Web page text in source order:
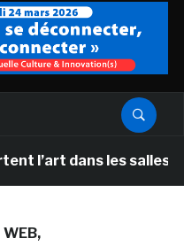
dans les salles de
WEB